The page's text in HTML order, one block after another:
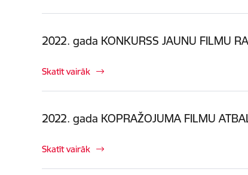
2022. gada KONKURSS JAUNU FILMU
Skatīt vairāk
2022. gada KOPRAŽOJUMA FILMU
Skatīt vairāk